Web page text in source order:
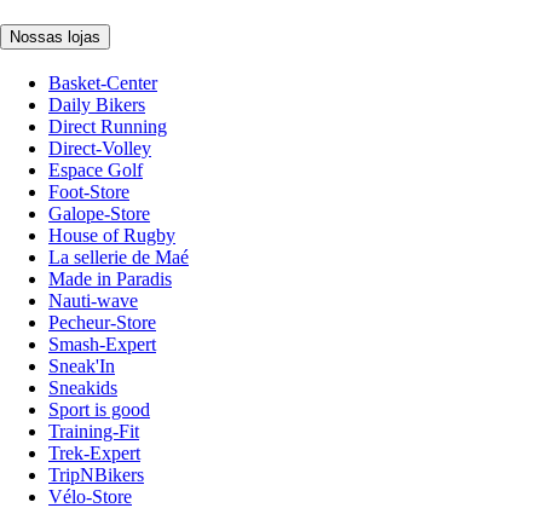
Nossas lojas
Basket-Center
Daily Bikers
Direct Running
Direct-Volley
Espace Golf
Foot-Store
Galope-Store
House of Rugby
La sellerie de Maé
Made in Paradis
Nauti-wave
Pecheur-Store
Smash-Expert
Sneak'In
Sneakids
Sport is good
Training-Fit
Trek-Expert
TripNBikers
Vélo-Store